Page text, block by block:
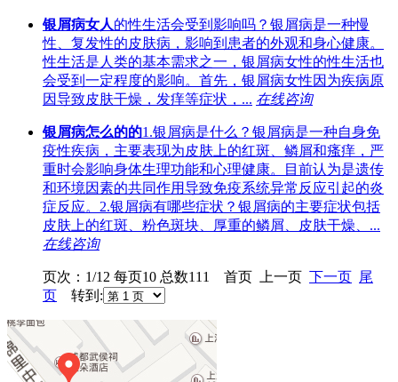
银屑病女人的性生活会受到影响吗？银屑病是一种慢
性、复发性的皮肤病，影响到患者的外观和身心健康。
性生活是人类的基本需求之一，银屑病女性的性生活也
会受到一定程度的影响。首先，银屑病女性因为疾病原
因导致皮肤干燥，发痒等症状，... 在线咨询
银屑病怎么的的1.银屑病是什么？银屑病是一种自身免
疫性疾病，主要表现为皮肤上的红斑、鳞屑和瘙痒，严
重时会影响身体生理功能和心理健康。目前认为是遗传
和环境因素的共同作用导致免疫系统异常反应引起的炎
症反应。2.银屑病有哪些症状？银屑病的主要症状包括
皮肤上的红斑、粉色斑块、厚重的鳞屑、皮肤干燥、...
在线咨询
页次：1/12 每页10 总数111 首页 上一页 下一页 尾
页 转到: